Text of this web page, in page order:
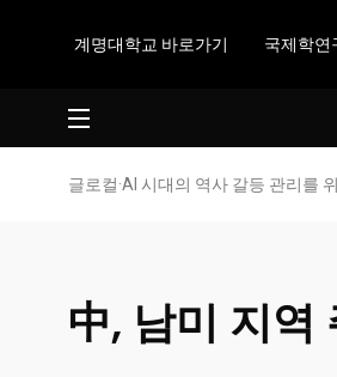
계명대학교 바로가기 국제학연
글로컬·AI 시대의 역사 갈등 관리를
中, 남미 지역